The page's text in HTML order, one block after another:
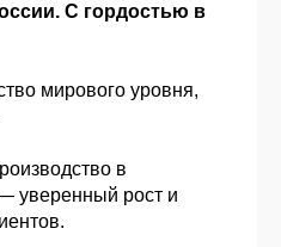
С гордостью в
мирового уровня,
в
уверенный рост и